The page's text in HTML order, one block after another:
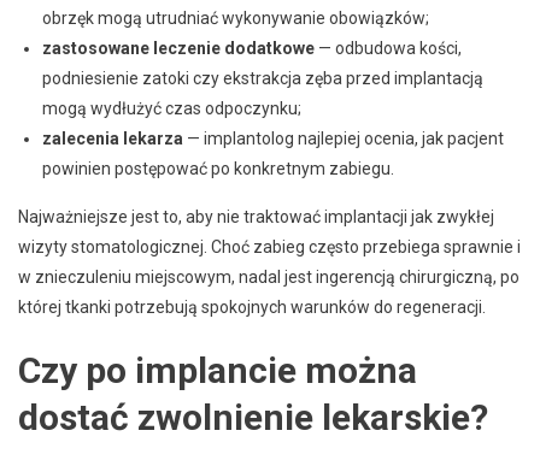
obrzęk mogą utrudniać wykonywanie obowiązków;
zastosowane leczenie dodatkowe — odbudowa kości,
podniesienie zatoki czy ekstrakcja zęba przed implantacją
mogą wydłużyć czas odpoczynku;
zalecenia lekarza — implantolog najlepiej ocenia, jak pacjent
powinien postępować po konkretnym zabiegu.
Najważniejsze jest to, aby nie traktować implantacji jak zwykłej
wizyty stomatologicznej. Choć zabieg często przebiega sprawnie i
w znieczuleniu miejscowym, nadal jest ingerencją chirurgiczną, po
której tkanki potrzebują spokojnych warunków do regeneracji.
Czy po implancie można
dostać zwolnienie lekarskie?